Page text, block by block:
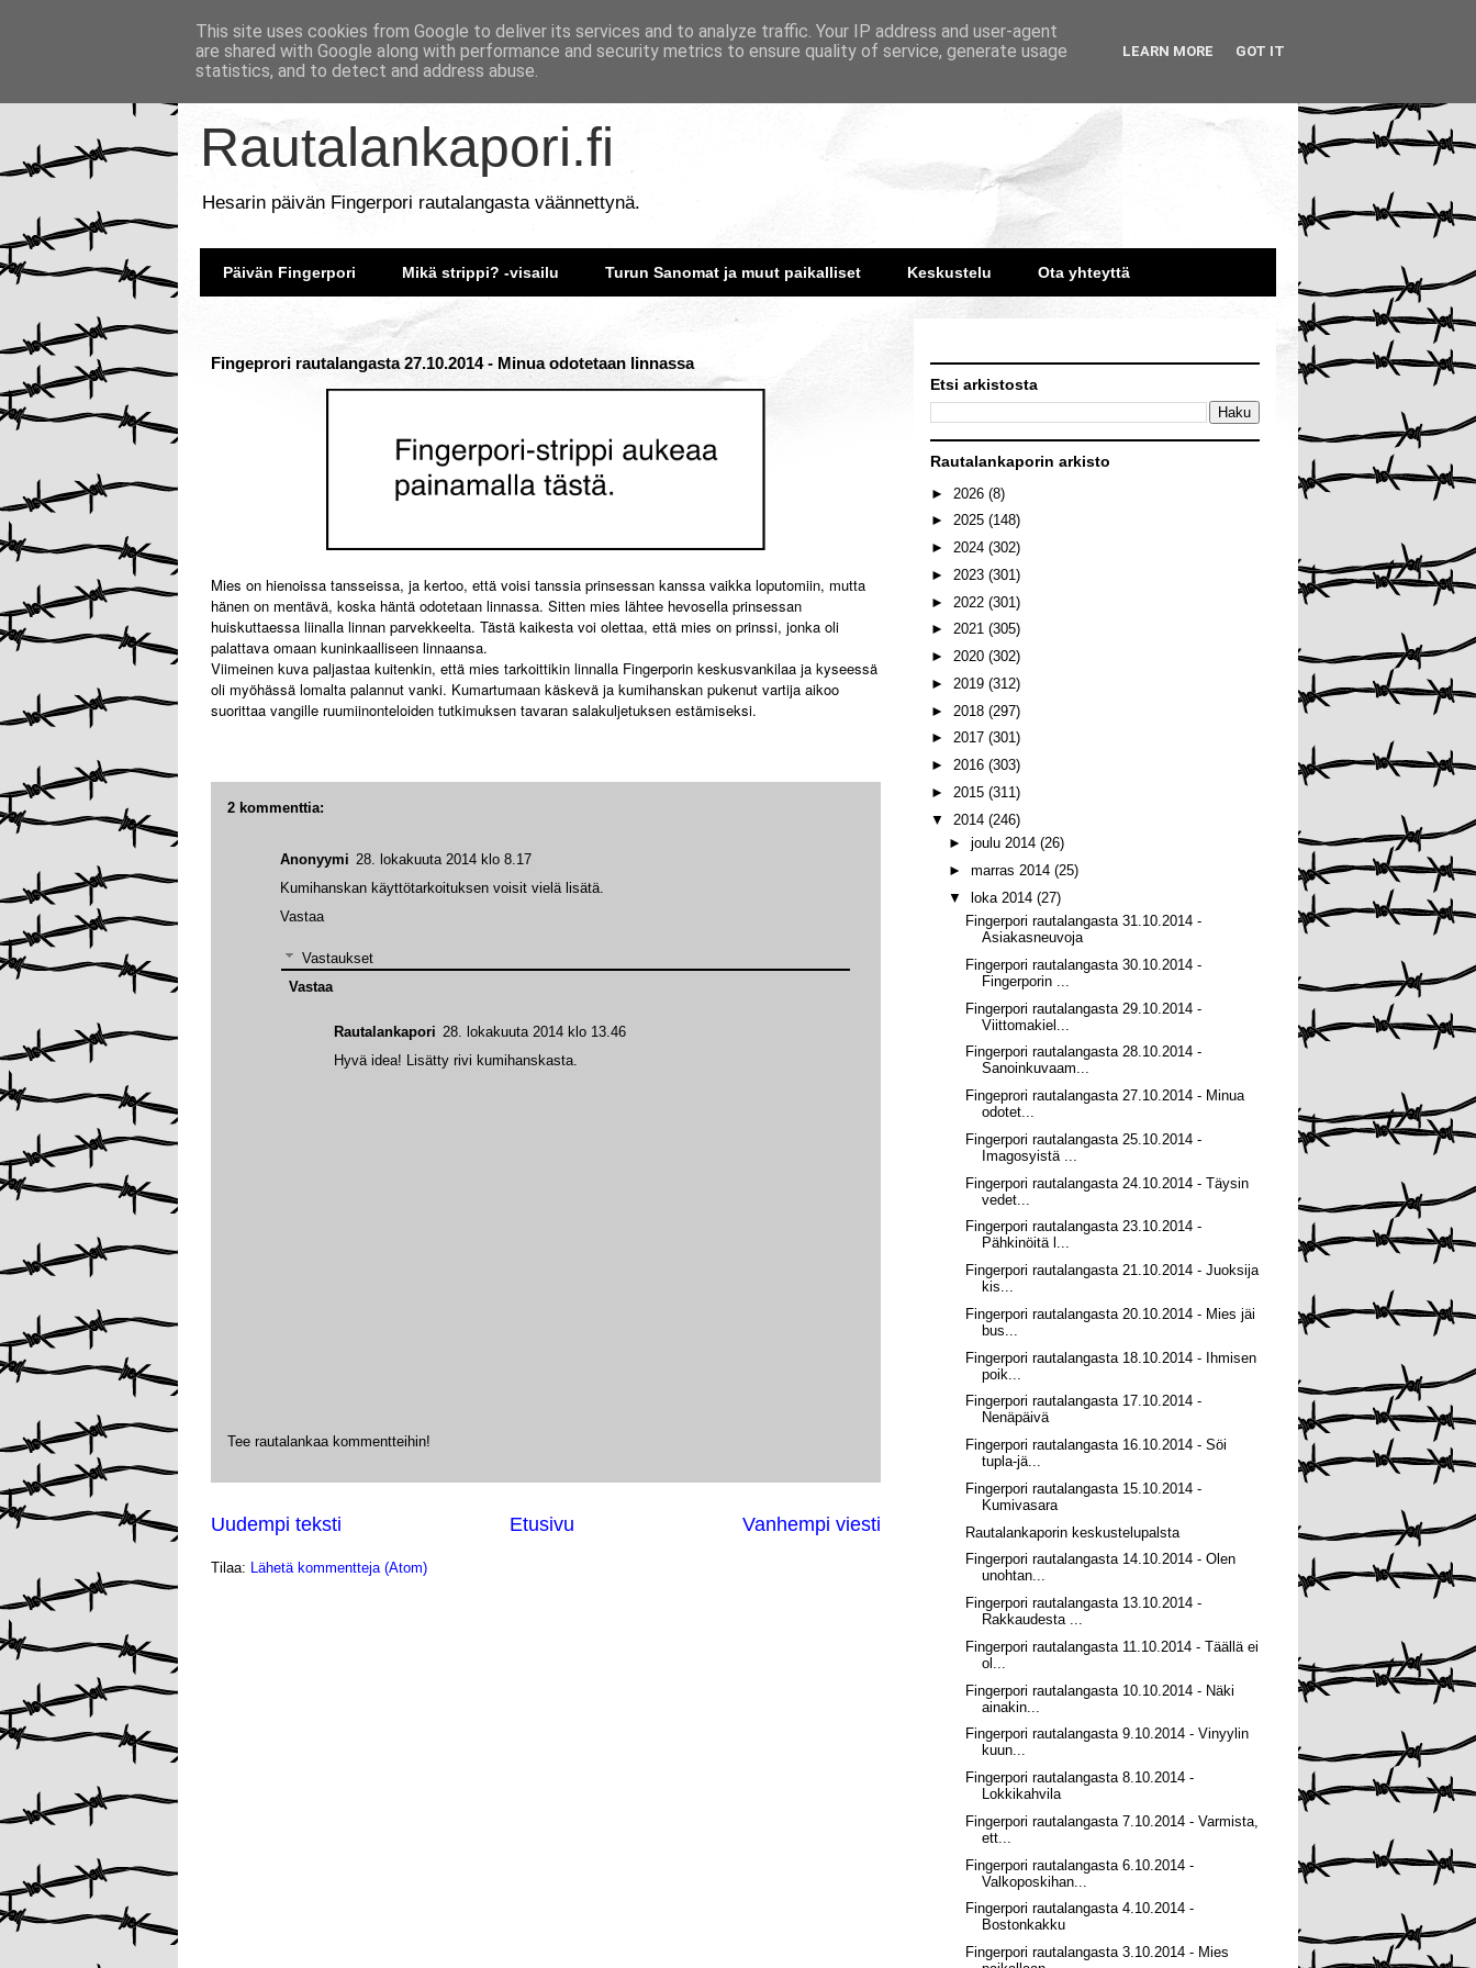
Rautalankapori.fi
Hesarin päivän Fingerpori rautalangasta väännettynä.
Päivän Fingerpori Mikä strippi? -visailu Turun Sanomat ja muut paikalliset Keskustelu Ota yhteyttä
Fingeprori rautalangasta 27.10.2014 - Minua odotetaan linnassa
Mies on hienoissa tansseissa, ja kertoo, että voisi tanssia prinsessan kanssa vaikka loputomiin, mutta
hänen on mentävä, koska häntä odotetaan linnassa. Sitten mies lähtee hevosella prinsessan
huiskuttaessa liinalla linnan parvekkeelta. Tästä kaikesta voi olettaa, että mies on prinssi, jonka oli
palattava omaan kuninkaalliseen linnaansa.
Viimeinen kuva paljastaa kuitenkin, että mies tarkoittikin linnalla Fingerporin keskusvankilaa ja kyseessä
oli myöhässä lomalta palannut vanki. Kumartumaan käskevä ja kumihanskan pukenut vartija aikoo
suorittaa vangille ruumiinonteloiden tutkimuksen tavaran salakuljetuksen estämiseksi.
2 kommenttia:
Anonyymi 28. lokakuuta 2014 klo 8.17
Kumihanskan käyttötarkoituksen voisit vielä lisätä.
Vastaa
Vastaukset
Rautalankapori 28. lokakuuta 2014 klo 13.46
Hyvä idea! Lisätty rivi kumihanskasta.
Vastaa
Tee rautalankaa kommentteihin!
Uudempi teksti Vanhempi viesti
Etusivu
Tilaa: Lähetä kommentteja (Atom)
Etsi arkistosta
Rautalankaporin arkisto
► 2026 (8)
► 2025 (148)
► 2024 (302)
► 2023 (301)
► 2022 (301)
► 2021 (305)
► 2020 (302)
► 2019 (312)
► 2018 (297)
► 2017 (301)
► 2016 (303)
► 2015 (311)
▼ 2014 (246)
► joulu 2014 (26)
► marras 2014 (25)
▼ loka 2014 (27)
Fingerpori rautalangasta 31.10.2014 -
Asiakasneuvoja
Fingerpori rautalangasta 30.10.2014 -
Fingerporin ...
Fingerpori rautalangasta 29.10.2014 -
Viittomakiel...
Fingerpori rautalangasta 28.10.2014 -
Sanoinkuvaam...
Fingeprori rautalangasta 27.10.2014 - Minua
odotet...
Fingerpori rautalangasta 25.10.2014 -
Imagosyistä ...
Fingerpori rautalangasta 24.10.2014 - Täysin
vedet...
Fingerpori rautalangasta 23.10.2014 -
Pähkinöitä l...
Fingerpori rautalangasta 21.10.2014 - Juoksija
kis...
Fingerpori rautalangasta 20.10.2014 - Mies jäi
bus...
Fingerpori rautalangasta 18.10.2014 - Ihmisen
poik...
Fingerpori rautalangasta 17.10.2014 -
Nenäpäivä
Fingerpori rautalangasta 16.10.2014 - Söi
tupla-jä...
Fingerpori rautalangasta 15.10.2014 -
Kumivasara
Rautalankaporin keskustelupalsta
Fingerpori rautalangasta 14.10.2014 - Olen
unohtan...
Fingerpori rautalangasta 13.10.2014 -
Rakkaudesta ...
Fingerpori rautalangasta 11.10.2014 - Täällä ei
ol...
Fingerpori rautalangasta 10.10.2014 - Näki
ainakin...
Fingerpori rautalangasta 9.10.2014 - Vinyylin
kuun...
Fingerpori rautalangasta 8.10.2014 -
Lokkikahvila
Fingerpori rautalangasta 7.10.2014 - Varmista,
ett...
Fingerpori rautalangasta 6.10.2014 -
Valkoposkihan...
Fingerpori rautalangasta 4.10.2014 -
Bostonkakku
Fingerpori rautalangasta 3.10.2014 - Mies
This site uses cookies from Google to deliver its services and to analyze traffic. Your IP address and user-agent
are shared with Google along with performance and security metrics to ensure quality of service, generate usage
statistics, and to detect and address abuse.
LEARN MORE GOT IT